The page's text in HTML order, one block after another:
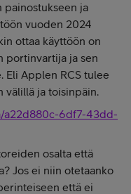
painostukseen ja
vuoden 2024
ottaa käyttöön on
portinvartija ja sen
Eli Applen RCS tulee
välillä ja toisinpäin.
a22d880c-6df7-43dd-
osalta että
Jos ei niin otetaanko
että ei